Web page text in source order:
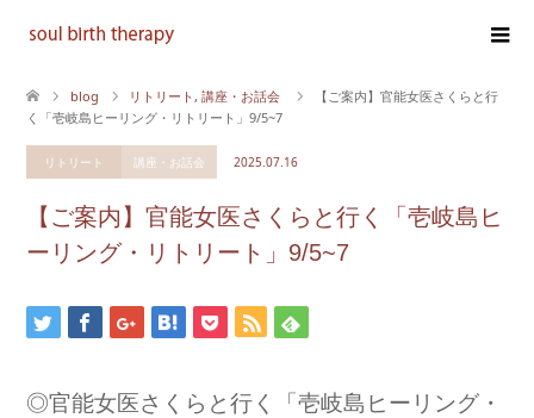
blog リトリート , 講座・お話会
【ご案内】官能女医さくらと行
く「壱岐島ヒーリング・リトリート」9/5~7
リトリート 講座・お話会 2025.07.16
【ご案内】官能女医さくらと行く「壱岐島ヒ
ーリング・リトリート」9/5~7
◎官能女医さくらと行く「壱岐島ヒーリング・